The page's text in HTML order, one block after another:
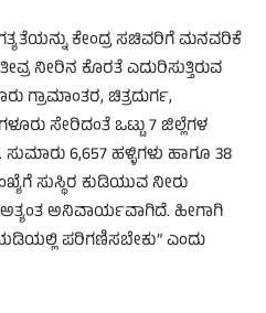
ಕೇಂದ್ರ ಸಚಿವರಿಗೆ ಮನವರಿಕೆ
ನೀರಿನ ಕೊರತೆ ಎದುರಿಸುತ್ತಿರುವ
ಗ್ರಾಮಾಂತರ, ಚಿತ್ರದುರ್ಗ,
ಸೇರಿದಂತೆ ಒಟ್ಟು 7 ಜಿಲ್ಲೆಗಳ
6,657 ಹಳ್ಳಿಗಳು ಹಾಗೂ 38
ಸುಸ್ಥಿರ ಕುಡಿಯುವ ನೀರು
ಅನಿವಾರ್ಯವಾಗಿದೆ. ಹೀಗಾಗಿ
ಪರಿಗಣಿಸಬೇಕು” ಎಂದು